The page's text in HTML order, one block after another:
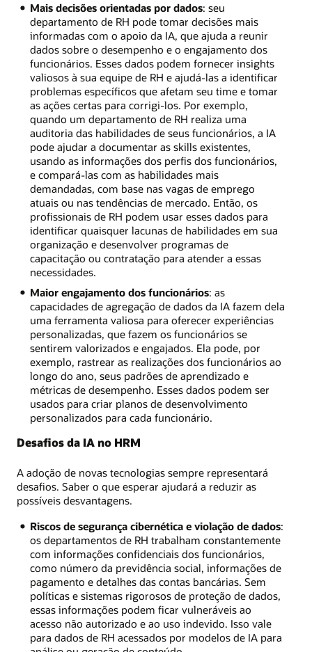
Mais decisões orientadas por dados: seu
departamento de RH pode tomar decisões mais
informadas com o apoio da IA, que ajuda a reunir
dados sobre o desempenho e o engajamento dos
funcionários. Esses dados podem fornecer insights
valiosos à sua equipe de RH e ajudá-las a identificar
problemas específicos que afetam seu time e tomar
as ações certas para corrigi-los. Por exemplo,
quando um departamento de RH realiza uma
auditoria das habilidades de seus funcionários, a IA
pode ajudar a documentar as skills existentes,
usando as informações dos perfis dos funcionários,
e compará-las com as habilidades mais
demandadas, com base nas vagas de emprego
atuais ou nas tendências de mercado. Então, os
profissionais de RH podem usar esses dados para
identificar quaisquer lacunas de habilidades em sua
organização e desenvolver programas de
capacitação ou contratação para atender a essas
necessidades.
Maior engajamento dos funcionários: as
capacidades de agregação de dados da IA fazem dela
uma ferramenta valiosa para oferecer experiências
personalizadas, que fazem os funcionários se
sentirem valorizados e engajados. Ela pode, por
exemplo, rastrear as realizações dos funcionários ao
longo do ano, seus padrões de aprendizado e
métricas de desempenho. Esses dados podem ser
usados para criar planos de desenvolvimento
personalizados para cada funcionário.
Desafios da IA no HRM
A adoção de novas tecnologias sempre representará
desafios. Saber o que esperar ajudará a reduzir as
possíveis desvantagens.
Riscos de segurança cibernética e violação de dados:
os departamentos de RH trabalham constantemente
com informações confidenciais dos funcionários,
como número da previdência social, informações de
pagamento e detalhes das contas bancárias. Sem
políticas e sistemas rigorosos de proteção de dados,
essas informações podem ficar vulneráveis ao
acesso não autorizado e ao uso indevido. Isso vale
para dados de RH acessados por modelos de IA para